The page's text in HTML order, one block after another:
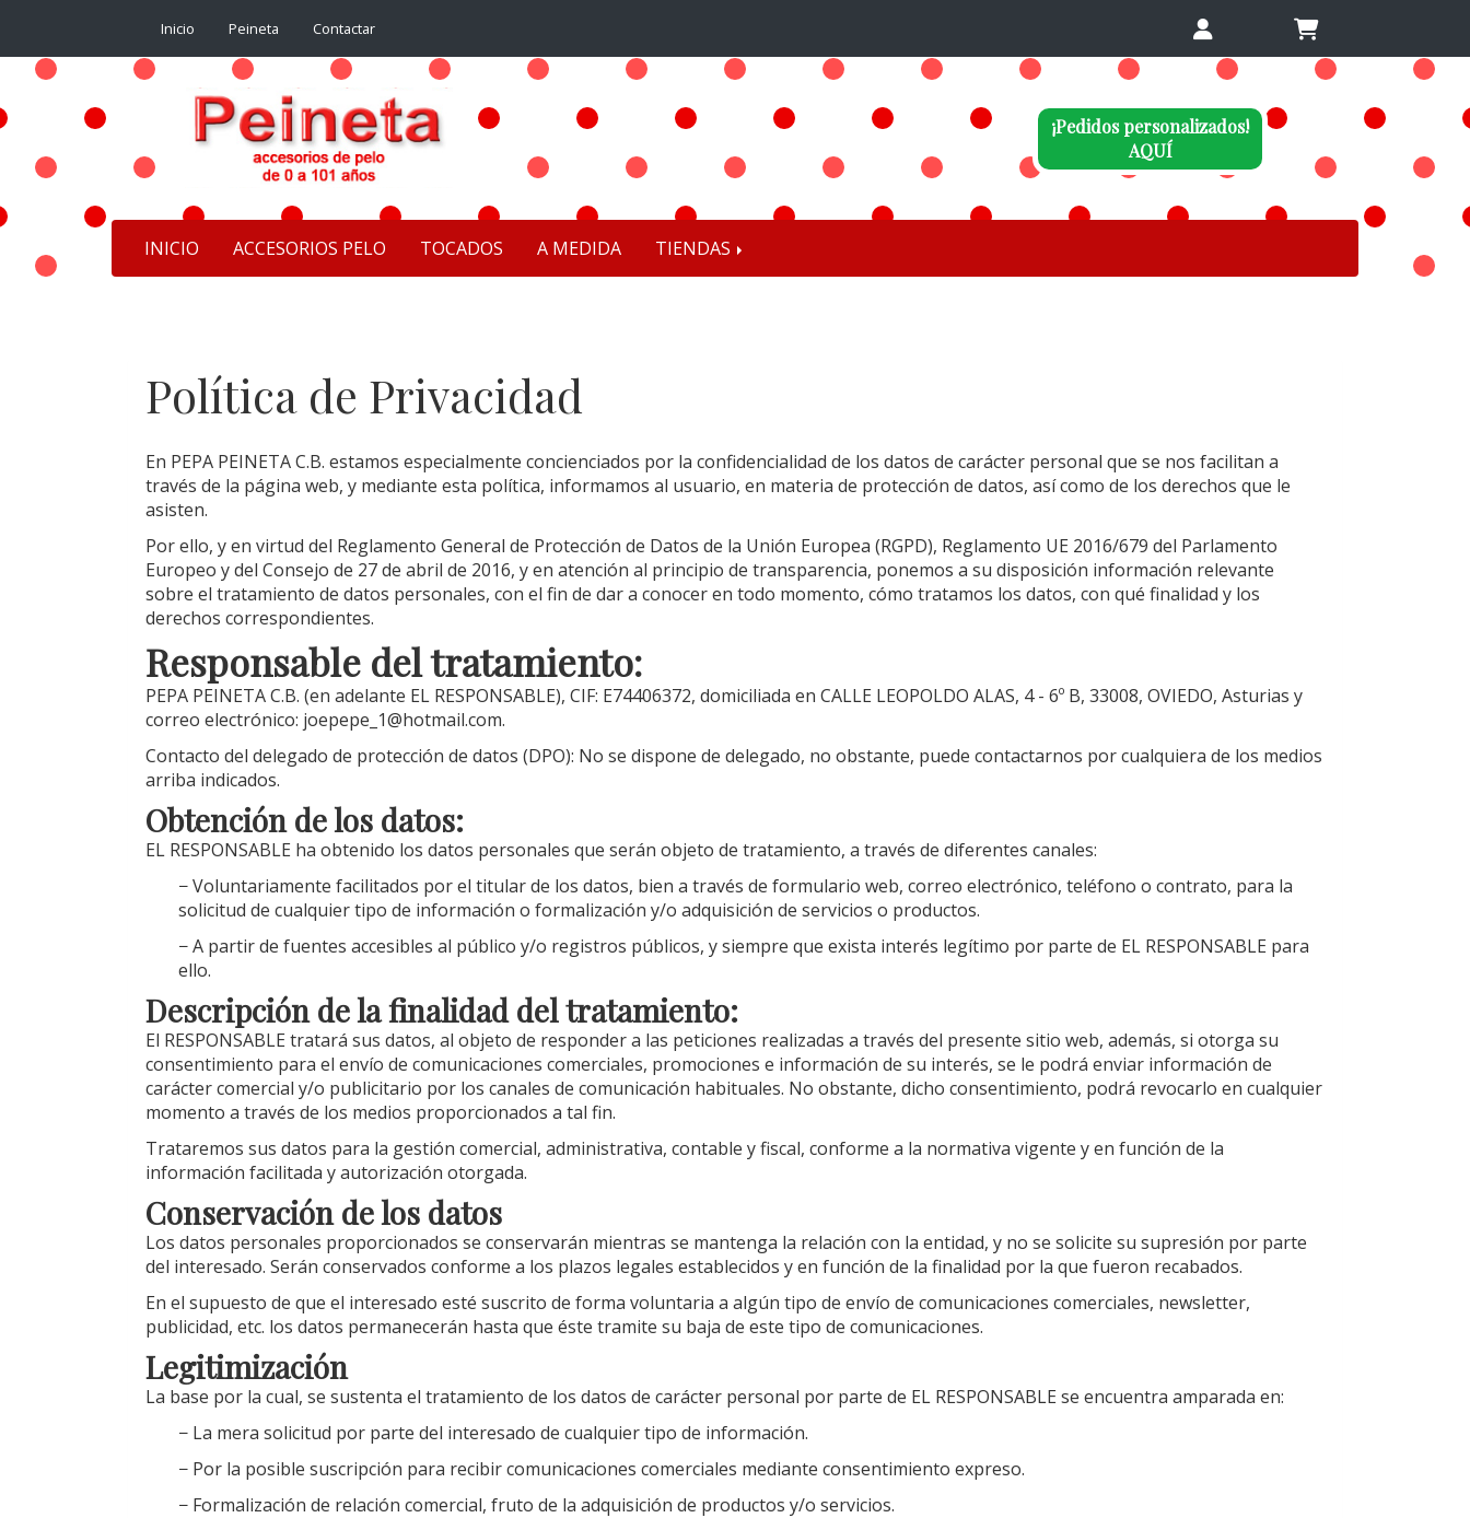
Inicio Peineta Contactar
¡Pedidos personalizados!
AQUÍ
INICIO ACCESORIOS PELO TOCADOS A MEDIDA TIENDAS
Política de Privacidad
En PEPA PEINETA C.B. estamos especialmente concienciados por la confidencialidad de los datos de carácter personal que se nos facilitan a
través de la página web, y mediante esta política, informamos al usuario, en materia de protección de datos, así como de los derechos que le
asisten.
Por ello, y en virtud del Reglamento General de Protección de Datos de la Unión Europea (RGPD), Reglamento UE 2016/679 del Parlamento
Europeo y del Consejo de 27 de abril de 2016, y en atención al principio de transparencia, ponemos a su disposición información relevante
sobre el tratamiento de datos personales, con el fin de dar a conocer en todo momento, cómo tratamos los datos, con qué finalidad y los
derechos correspondientes.
Responsable del tratamiento:
PEPA PEINETA C.B. (en adelante EL RESPONSABLE), CIF: E74406372, domiciliada en CALLE LEOPOLDO ALAS, 4 - 6º B, 33008, OVIEDO, Asturias y
correo electrónico: joepepe_1@hotmail.com.
Contacto del delegado de protección de datos (DPO): No se dispone de delegado, no obstante, puede contactarnos por cualquiera de los medios
arriba indicados.
Obtención de los datos:
EL RESPONSABLE ha obtenido los datos personales que serán objeto de tratamiento, a través de diferentes canales:
− Voluntariamente facilitados por el titular de los datos, bien a través de formulario web, correo electrónico, teléfono o contrato, para la
solicitud de cualquier tipo de información o formalización y/o adquisición de servicios o productos.
− A partir de fuentes accesibles al público y/o registros públicos, y siempre que exista interés legítimo por parte de EL RESPONSABLE para
ello.
Descripción de la finalidad del tratamiento:
El RESPONSABLE tratará sus datos, al objeto de responder a las peticiones realizadas a través del presente sitio web, además, si otorga su
consentimiento para el envío de comunicaciones comerciales, promociones e información de su interés, se le podrá enviar información de
carácter comercial y/o publicitario por los canales de comunicación habituales. No obstante, dicho consentimiento, podrá revocarlo en cualquier
momento a través de los medios proporcionados a tal fin.
Trataremos sus datos para la gestión comercial, administrativa, contable y fiscal, conforme a la normativa vigente y en función de la
información facilitada y autorización otorgada.
Conservación de los datos
Los datos personales proporcionados se conservarán mientras se mantenga la relación con la entidad, y no se solicite su supresión por parte
del interesado. Serán conservados conforme a los plazos legales establecidos y en función de la finalidad por la que fueron recabados.
En el supuesto de que el interesado esté suscrito de forma voluntaria a algún tipo de envío de comunicaciones comerciales, newsletter,
publicidad, etc. los datos permanecerán hasta que éste tramite su baja de este tipo de comunicaciones.
Legitimización
La base por la cual, se sustenta el tratamiento de los datos de carácter personal por parte de EL RESPONSABLE se encuentra amparada en:
− La mera solicitud por parte del interesado de cualquier tipo de información.
− Por la posible suscripción para recibir comunicaciones comerciales mediante consentimiento expreso.
− Formalización de relación comercial, fruto de la adquisición de productos y/o servicios.